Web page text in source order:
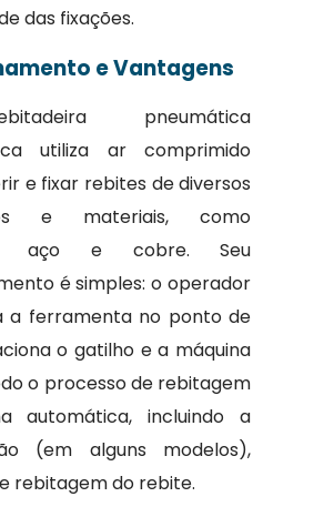
das fixações.
e Vantagens
pneumática
utiliza ar comprimido
e fixar rebites de diversos
e materiais, como
aço e cobre. Seu
é simples: o operador
a ferramenta no ponto de
o gatilho e a máquina
o processo de rebitagem
automática, incluindo a
(em alguns modelos),
rebitagem do rebite.